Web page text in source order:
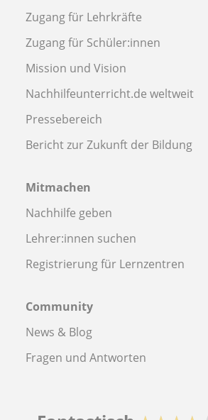
Zugang für Lehrkräfte
Zugang für Schüler:innen
Mission und Vision
Nachhilfeunterricht.de weltweit
Pressebereich
Bericht zur Zukunft der Bildung
Mitmachen
Nachhilfe geben
Lehrer:innen suchen
Registrierung für Lernzentren
Community
News & Blog
Fragen und Antworten